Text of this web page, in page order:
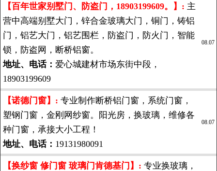
【百年世家别墅门、防盗门，18903199609。】: 主
营中高端别墅大门，锌合金玻璃大门，铜门，铸铝
门，铝艺大门，铝艺围栏，防盗门，防火门，智能
锁，防盗网，断桥铝窗。
地址、电话： 爱心城建材市场东街中段，
18903199609
08.07
【诺德门窗】: 专业制作断桥铝门窗，系统门窗，
塑钢门窗，金刚网纱窗。阳光房，换玻璃，维修各
种门窗，承接大小工程！
地址、电话： 19131980091
08.07
【换纱窗 修门窗 玻璃门肯德基门】: 专业换玻璃，